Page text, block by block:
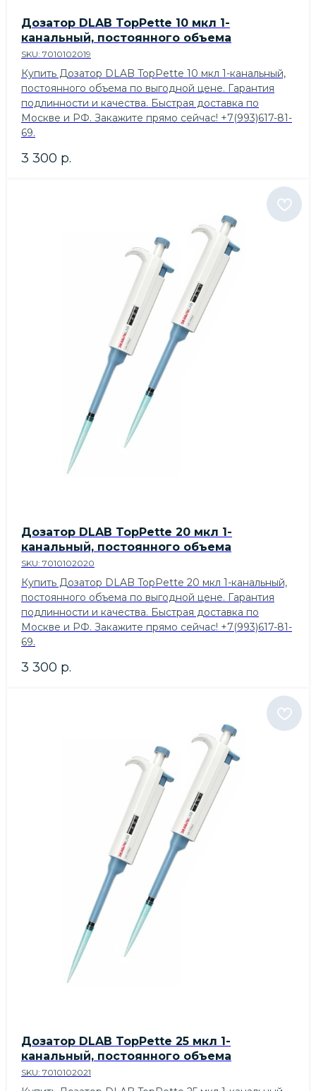
Дозатор DLAB TopPette 10 мкл 1-
канальный, постоянного объема
SKU: 7010102019
Купить Дозатор DLAB TopPette 10 мкл 1-канальный,
постоянного объема по выгодной цене. Гарантия
подлинности и качества. Быстрая доставка по
Москве и РФ. Закажите прямо сейчас! +7(993)617-81-
69.
3 300 р.
Дозатор DLAB TopPette 20 мкл 1-
канальный, постоянного объема
SKU: 7010102020
Купить Дозатор DLAB TopPette 20 мкл 1-канальный,
постоянного объема по выгодной цене. Гарантия
подлинности и качества. Быстрая доставка по
Москве и РФ. Закажите прямо сейчас! +7(993)617-81-
69.
3 300 р.
Дозатор DLAB TopPette 25 мкл 1-
канальный, постоянного объема
SKU: 7010102021